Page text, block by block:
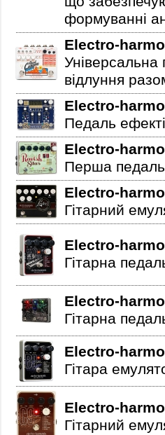
формуванні
Electro-
Універсальна
відлуння
Electro-
Педаль
Electro-
Перша
Electro-
Гітарний
Electro-
Гітарна
Electro-
Гітарна
Electro-
Гітара
Electro-
Гітарний